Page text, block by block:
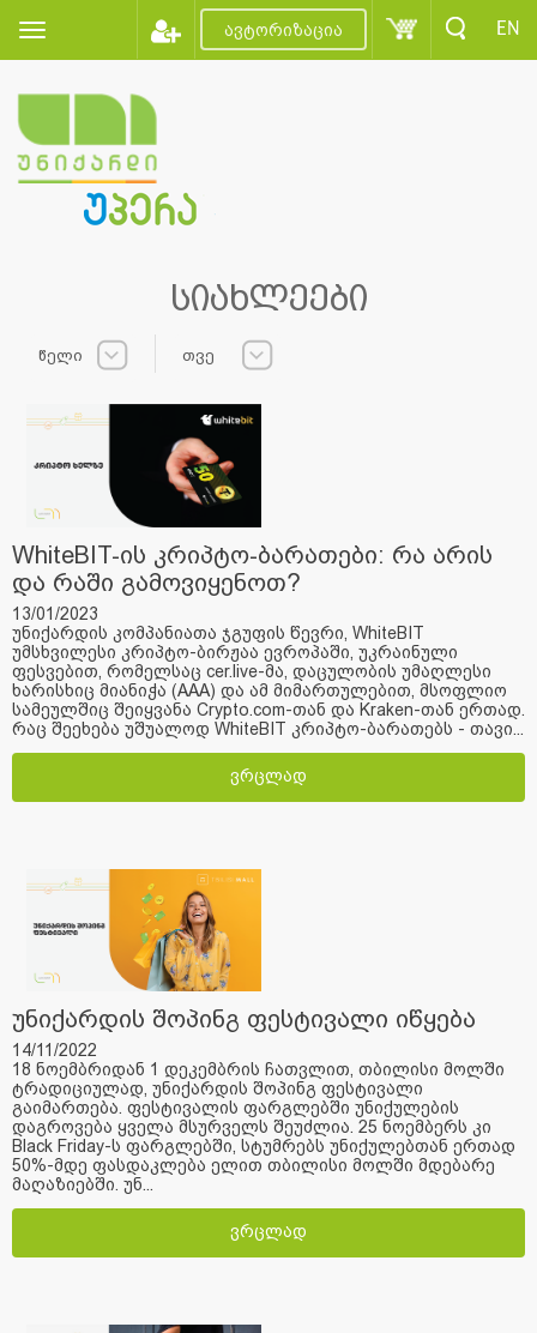
ავტორიზაცია EN
სიახლეები
წელი თვე
WhiteBIT-ის კრიპტო-ბარათები: რა არის
და რაში გამოვიყენოთ?
13/01/2023
უნიქარდის კომპანიათა ჯგუფის წევრი, WhiteBIT
უმსხვილესი კრიპტო-ბირჟაა ევროპაში, უკრაინული
ფესვებით, რომელსაც cer.live-მა, დაცულობის უმაღლესი
ხარისხიც მიანიჭა (AAA) და ამ მიმართულებით, მსოფლიო
სამეულშიც შეიყვანა Crypto.com-თან და Kraken-თან ერთად.
რაც შეეხება უშუალოდ WhiteBIT კრიპტო-ბარათებს - თავი...
ვრცლად
უნიქარდის შოპინგ ფესტივალი იწყება
14/11/2022
18 ნოემბრიდან 1 დეკემბრის ჩათვლით, თბილისი მოლში
ტრადიციულად, უნიქარდის შოპინგ ფესტივალი
გაიმართება. ფესტივალის ფარგლებში უნიქულების
დაგროვება ყველა მსურველს შეუძლია. 25 ნოემბერს კი
Black Friday-ს ფარგლებში, სტუმრებს უნიქულებთან ერთად
50%-მდე ფასდაკლება ელით თბილისი მოლში მდებარე
მაღაზიებში. უნ...
ვრცლად